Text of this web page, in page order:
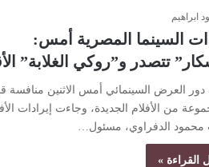
ابراهيم
السينما المصرية أمس:
تتصدر و”روكي الغلابة”
العرض السينمائي أمس الاثنين منافسة
من الأفلام الجديدة، وجاءت إيرادات
الدفراوي، مسئول…
القراءة »